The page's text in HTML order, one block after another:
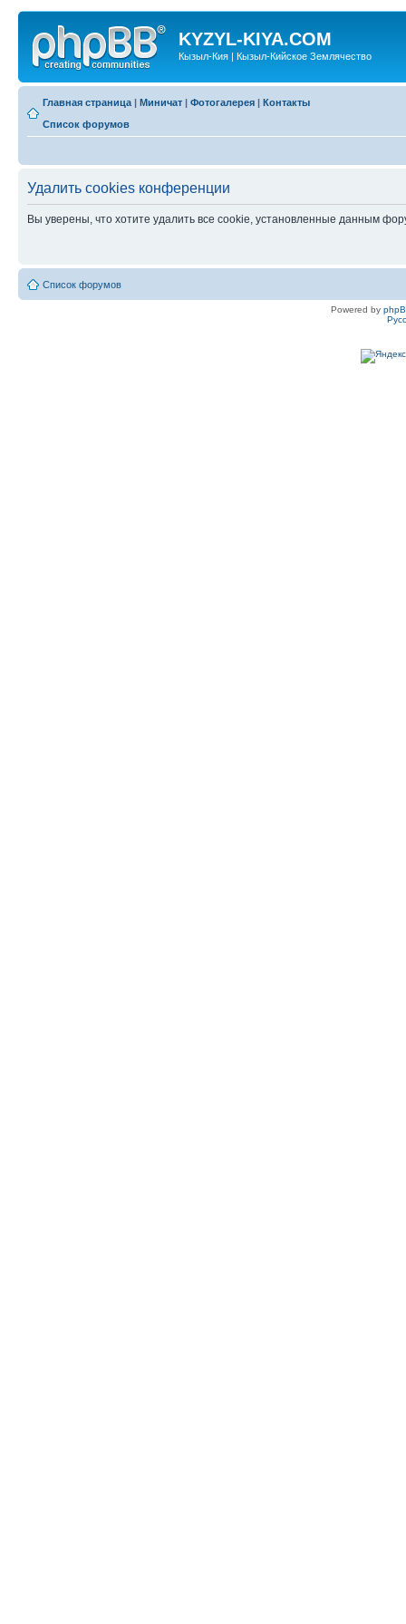
KYZYL-KIYA.COM
Кызыл-Кия | Кызыл-Кийское Землячество
Главная страница | Миничат | Фотогалерея | Контакты
Список форумов
Удалить cookies конференции
Вы уверены, что хотите удалить все cookie, установленные данным
Список форумов
Powered by